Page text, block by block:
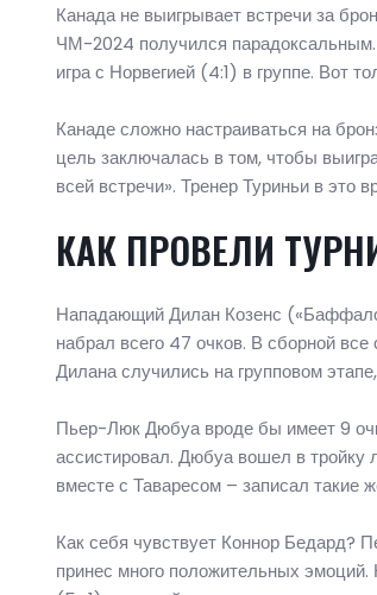
Канада не выигрывает встречи за
ЧМ-2024 получился парадоксальным.
игра с Норвегией (4:1) в группе. Вот
Канаде сложно настраиваться на
цель заключалась в том, чтобы
всей встречи». Тренер Туриньи в это
КАК ПРОВЕЛИ
Нападающий Дилан Козенс
набрал всего 47 очков. В сборной
Дилана случились на групповом
Пьер-Люк Дюбуа вроде бы имеет 9
ассистировал. Дюбуа вошел в
вместе с Таваресом – записал
Как себя чувствует Коннор Бедард?
принес много положительных